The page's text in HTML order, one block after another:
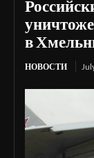
в
НОВОСТИ